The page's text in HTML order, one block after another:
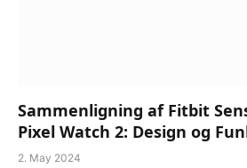
Sammenligning af Fitbit
Pixel Watch 2: Design og
2. May 2024